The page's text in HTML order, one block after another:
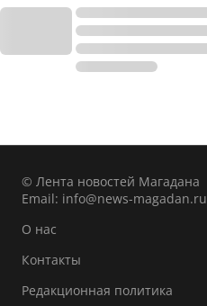
© Лента новостей Магадана
Email: info@news-magadan.ru
О нас
Контакты
Редакционная политика